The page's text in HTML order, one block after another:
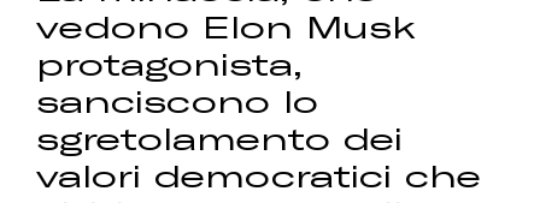
vedono Elon Musk
protagonista,
sanciscono lo
sgretolamento dei
valori democratici che